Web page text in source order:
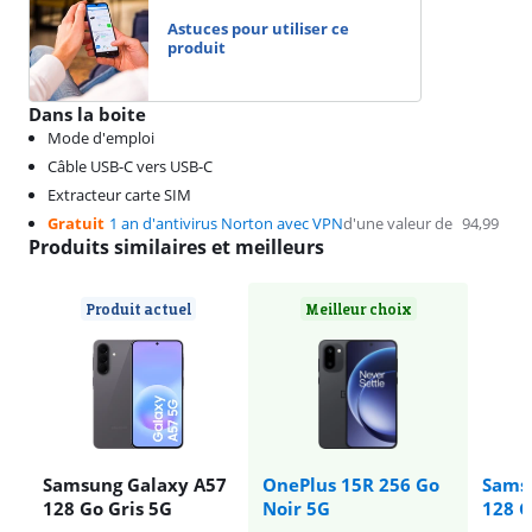
Astuces pour utiliser ce
produit
Dans la boite
Mode d'emploi
Câble USB-C vers USB-C
Extracteur carte SIM
Gratuit 1 an d'antivirus Norton avec VPNd'une valeur de 94,99
Produits similaires et meilleurs
Produit actuel
Samsung Galaxy A57
128 Go Gris 5G
Meilleur choix
OnePlus 15R 256 Go
Noir 5G
128